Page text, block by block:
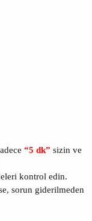
“5 dk” sizin ve
kontrol edin.
sorun giderilmeden